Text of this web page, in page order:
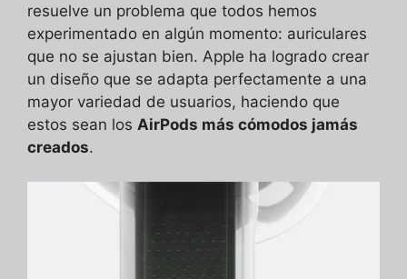
resuelve un problema que todos hemos
experimentado en algún momento: auriculares
que no se ajustan bien. Apple ha logrado crear
un diseño que se adapta perfectamente a una
mayor variedad de usuarios, haciendo que
estos sean los AirPods más cómodos jamás
creados.